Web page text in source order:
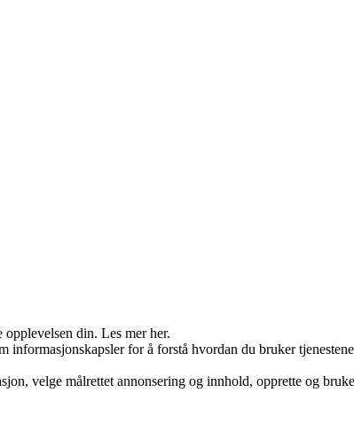
din. Les mer her.
for å forstå hvordan du bruker
velge målrettet annonsering og innhold, opprette og